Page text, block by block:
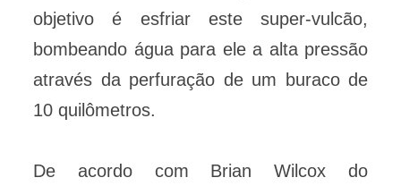
objetivo é esfriar este super-vulcão,
bombeando água para ele a alta pressão
através da perfuração de um buraco de
10 quilômetros.
De acordo com Brian Wilcox do